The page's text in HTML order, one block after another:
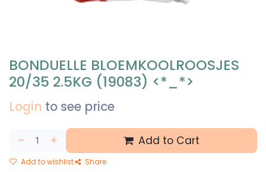
BONDUELLE BLOEMKOOLROOSJES
20/35 2.5KG (19083) <*_*>
Login to see price
Add to Cart
Add to wishlist Share